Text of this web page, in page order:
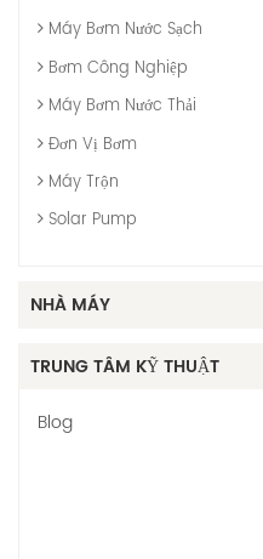
Máy Bơm Nước Sạch
Bơm Công Nghiệp
Máy Bơm Nước Thải
Đơn Vị Bơm
Máy Trộn
Solar Pump
NHÀ MÁY
TRUNG TÂM KỸ THUẬT
Blog